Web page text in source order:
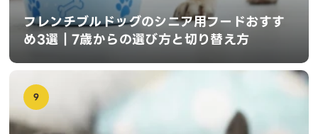
フレンチブルドッグのシニア用フードおすす
め3選｜7歳からの選び方と切り替え方
9